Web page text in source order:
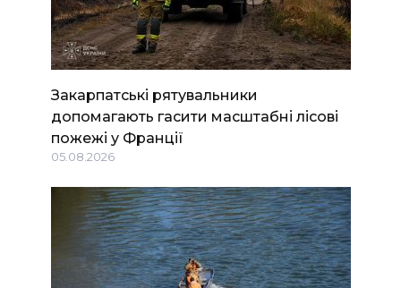
Закарпатські рятувальники
допомагають гасити масштабні лісові
пожежі у Франції
05.08.2026